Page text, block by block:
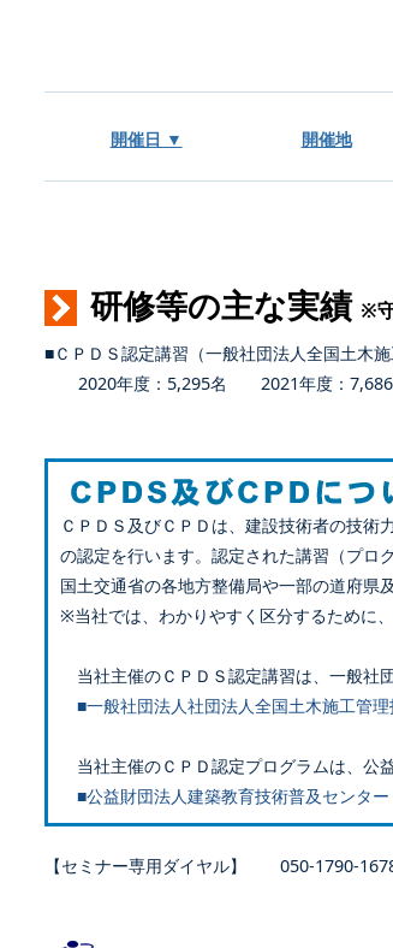
開催日 ▼ 開催地
研修等の主な実績 ※
■ＣＰＤＳ認定講習（一般社団法人全国土木施
2020年度：5,295名 2021年度：
ＣＰＤＳ及びＣＰＤは、建設技術者の技術
の認定を行います。認定された講習（プロ
国土交通省の各地方整備局や一部の道府県
※当社では、わかりやすく区分するために
当社主催のＣＰＤＳ認定講習は、一般社
■一般社団法人社団法人全国土木施工管
当社主催のＣＰＤ認定プログラムは、公
■公益財団法人建築教育技術普及センタ
【セミナー専用ダイヤル】 050-1790-